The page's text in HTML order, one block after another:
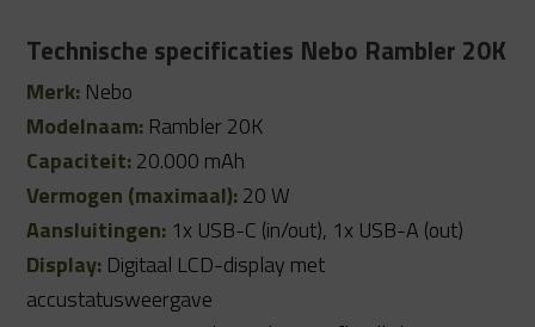
Technische specificaties Nebo Rambler 20K
Merk: Nebo
Modelnaam: Rambler 20K
Capaciteit:20.000 mAh
Vermogen (maximaal):20 W
Aansluitingen: 1x USB-C (in/out), 1x USB-A (out)
Display: Digitaal LCD-display met
accustatusweergave